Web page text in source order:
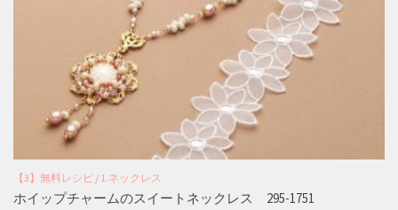
【3】無料レシピ / 1.ネックレス
ホイップチャームのスイートネックレス 295-1751